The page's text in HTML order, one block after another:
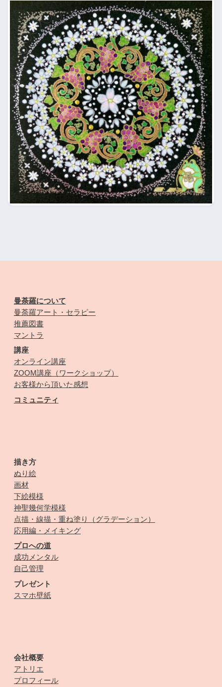
曼荼羅について
曼荼羅アート・セラピー
推薦図書
マントラ
講座
オンライン講座
ZOOM講座（ワークショップ）
お客様から頂いた感想
コミュニティ
描き方
ぬり絵
画材
下絵模様
神聖幾何学模様
点描・線描・重ね塗り（グラデーション）
応用編・メイキング
プロへの道
成功メンタル
自己管理
プレゼント
スマホ壁紙
会社概要
アトリエ
プロフィール